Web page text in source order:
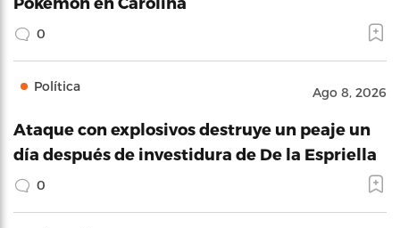
0
Política Ago 8, 2026
Ataque con explosivos destruye un peaje un
día después de investidura de De la Espriella
0